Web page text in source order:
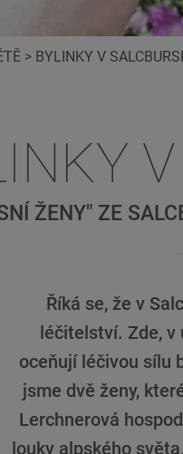
> BYLINKY V
ŽENY" ZE
Říká se, že v
léčitelství. Zde, v
oceňují léčivou sílu
jsme dvě ženy,
Lerchnerová
louky alpského